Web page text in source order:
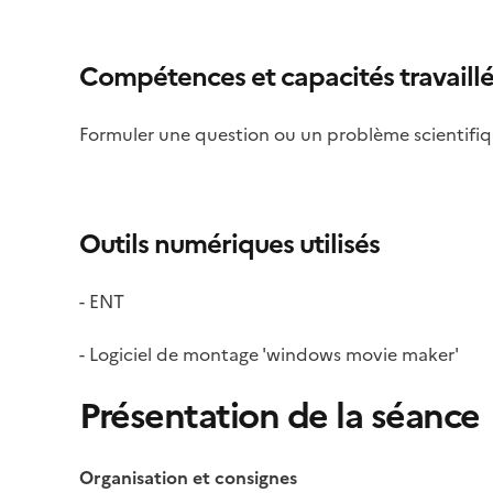
Compétences et capacités
Formuler une question ou un problème
Outils numériques utilisés
- ENT
- Logiciel de montage 'windows movie maker'
Présentation de la séance
Organisation et consignes